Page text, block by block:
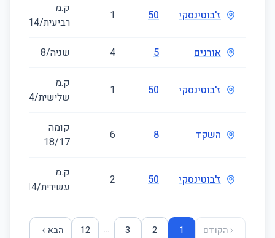
ז'בוטינסקי 50
1
ק.מ
רביעית/14
אורנים 5
4 שניה/8
ז'בוטינסקי 50
1
ק.מ
שלישית/14
השקד 8
6
קומה
‎17‏/18
ז'בוטינסקי 50
2
ק.מ
עשירית/14
הקודם 1
2
3
...
12 הבא